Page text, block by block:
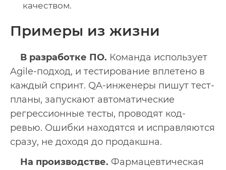
качеством.
Примеры из жизни
В разработке ПО. Команда использует
Agile-подход, и тестирование вплетено в
каждый спринт. QA-инженеры пишут тест-
планы, запускают автоматические
регрессионные тесты, проводят код-
ревью. Ошибки находятся и исправляются
сразу, не доходя до продакшна.
На производстве. Фармацевтическая